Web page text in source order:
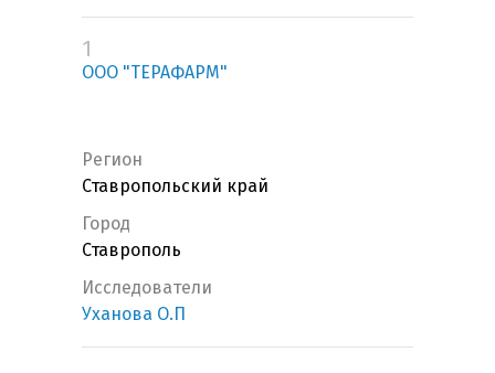
1
ООО "ТЕРАФАРМ"
Регион
Ставропольский край
Город
Ставрополь
Исследователи
Уханова О.П